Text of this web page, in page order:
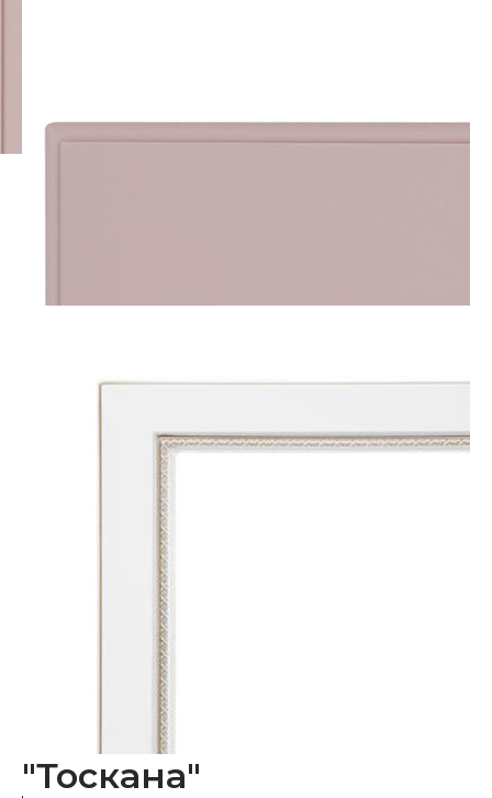
"Тоскана"